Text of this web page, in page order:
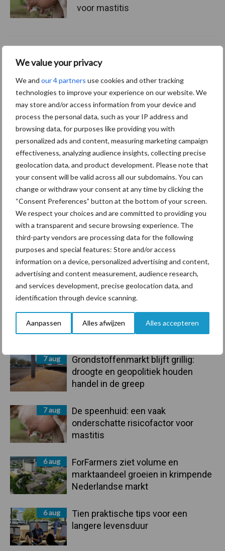
We value your privacy
We and our 4 partners use cookies and other tracking
technologies to improve your experience on our website. We
may store and/or access information from your device and
process the personal data, such as your IP address and
browsing data, for purposes like providing you with
personalized ads and content, measuring marketing campaign
effectiveness, analyzing audience insights, collecting precise
geolocation data, and product development. Please note that
your consent will be valid across all our subdomains. You can
change or withdraw your consent at any time by clicking the
“Consent Preferences” button at the bottom of your screen.
We respect your choices and are committed to providing you
with a transparent and secure browsing experience. The
third-party vendors are processing data for the following
purposes and special features: Store and/or access
information on a device, personalized advertising and content,
advertising and content measurement, audience research,
and services development, precise geolocation data, and
identification through device scanning.
Aanpassen Alles afwijzen Alles accepteren
Primaire
Recent nieuws Partner nieuws
7 aug
Grondstoffenmarkt blijft grillig:
droogte en geopolitiek houden
handel in de greep
7 aug
De speenhuid: een vaak
onderschatte risicofactor voor
mastitis
6 aug
ForFarmers ziet volume en
marktaandeel groeien in krimpende
Nederlandse markt
6 aug
Tien praktische tips voor een
langere levensduur
voor mastitis
marktaandeel groeien in
markt
Themapagina's
Diergezondheid Bemesting Fokkerij
Bedrijfsnieuws
Ligbox &
Voerhekken
Toon meer